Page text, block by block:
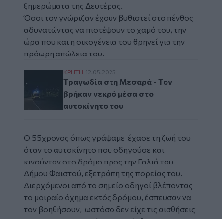
ξημερώματα της Δευτέρας.
Όσοι τον γνώριζαν έχουν βυθιστεί στο πένθος
αδυνατώντας να πιστέψουν το χαμό του, την
ώρα που και η οικογένεια του θρηνεί για την
πρόωρη απώλεια του.
Τραγωδία στη Μεσαρά - Τον βρήκαν νεκρό
ΚΡΗΤΗ 12.05.2025
Τραγωδία στη Μεσαρά - Τον
βρήκαν νεκρό μέσα στο
αυτοκίνητο του
Ο 55χρονος όπως γράψαμε έχασε τη ζωή του
όταν το αυτοκίνητο που οδηγούσε και
κινούνταν στο δρόμο προς την Γαλιά του
Δήμου Φαιστού, εξετράπη της πορείας του.
Διερχόμενοι από το σημείο οδηγοί βλέποντας
το μοιραίο όχημα εκτός δρόμου, έσπευσαν να
τον βοηθήσουν, ωστόσο δεν είχε τις αισθήσεις